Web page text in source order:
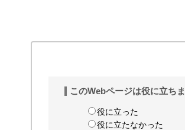
このWebページは役に立ち
役に立った
役に立たなかった